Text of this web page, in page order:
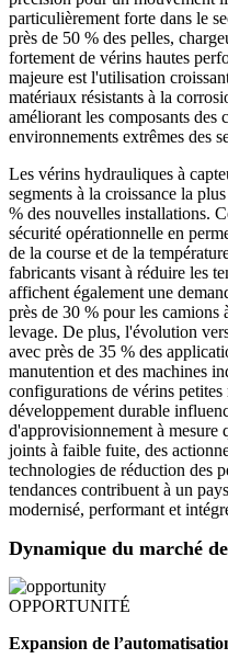
particulièrement forte dans le
près de 50 % des pelles,
fortement de vérins hautes
majeure est l'utilisation
matériaux résistants à la
améliorant les composants des
environnements extrêmes des
Les vérins hydrauliques à
segments à la croissance la
% des nouvelles installations.
sécurité opérationnelle en
de la course et de la
fabricants visant à réduire les
affichent également une
près de 30 % pour les camions
levage. De plus, l'évolution
avec près de 35 % des
manutention et des machines
configurations de vérins
développement durable
d'approvisionnement à mesure
joints à faible fuite, des
technologies de réduction des
tendances contribuent à un
modernisé, performant et
Dynamique du marché
OPPORTUNITÉ
Expansion de